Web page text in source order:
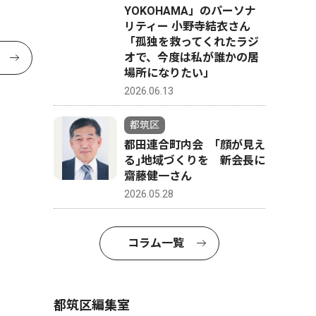
YOKOHAMA」のパーソナ
リティー 小野寺結衣さん
「孤独を救ってくれたラジ
オで、今度は私が誰かの居
場所になりたい」
2026.06.13
都筑区
都田連合町内会 ｢顔が見え
る｣地域づくりを 新会長に
齋藤健一さん
2026.05.28
コラム一覧
都筑区編集室